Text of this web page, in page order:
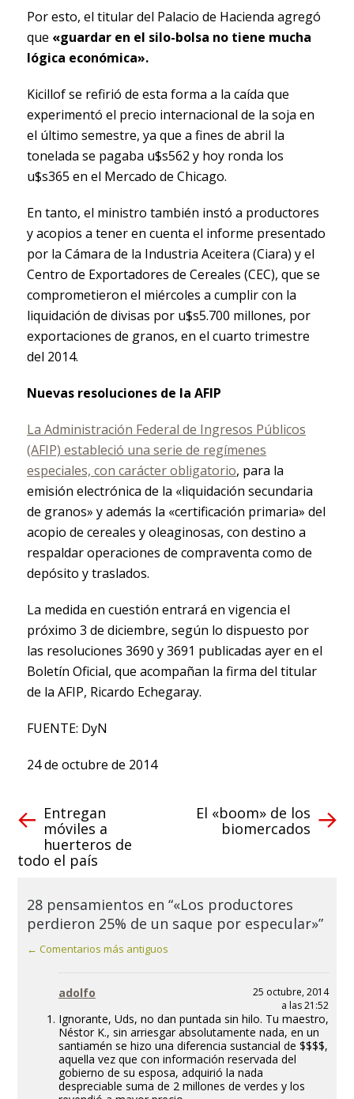
Por esto, el titular del Palacio de Hacienda agregó
que «guardar en el silo-bolsa no tiene mucha
lógica económica».
Kicillof se refirió de esta forma a la caída que
experimentó el precio internacional de la soja en
el último semestre, ya que a fines de abril la
tonelada se pagaba u$s562 y hoy ronda los
u$s365 en el Mercado de Chicago.
En tanto, el ministro también instó a productores
y acopios a tener en cuenta el informe presentado
por la Cámara de la Industria Aceitera (Ciara) y el
Centro de Exportadores de Cereales (CEC), que se
comprometieron el miércoles a cumplir con la
liquidación de divisas por u$s5.700 millones, por
exportaciones de granos, en el cuarto trimestre
del 2014.
Nuevas resoluciones de la AFIP
La Administración Federal de Ingresos Públicos
(AFIP) estableció una serie de regímenes
especiales, con carácter obligatorio, para la
emisión electrónica de la «liquidación secundaria
de granos» y además la «certificación primaria» del
acopio de cereales y oleaginosas, con destino a
respaldar operaciones de compraventa como de
depósito y traslados.
La medida en cuestión entrará en vigencia el
próximo 3 de diciembre, según lo dispuesto por
las resoluciones 3690 y 3691 publicadas ayer en el
Boletín Oficial, que acompañan la firma del titular
de la AFIP, Ricardo Echegaray.
FUENTE: DyN
24 de octubre de 2014
Entregan
móviles a
huerteros de
todo el país
El «boom» de los
biomercados
28 pensamientos en “«Los productores
perdieron 25% de un saque por especular»”
← Comentarios más antiguos
adolfo
25 octubre, 2014
a las 21:52
Ignorante, Uds, no dan puntada sin hilo. Tu maestro,
Néstor K., sin arriesgar absolutamente nada, en un
santiamén se hizo una diferencia sustancial de $$$$,
aquella vez que con información reservada del
gobierno de su esposa, adquirió la nada
despreciable suma de 2 millones de verdes y los